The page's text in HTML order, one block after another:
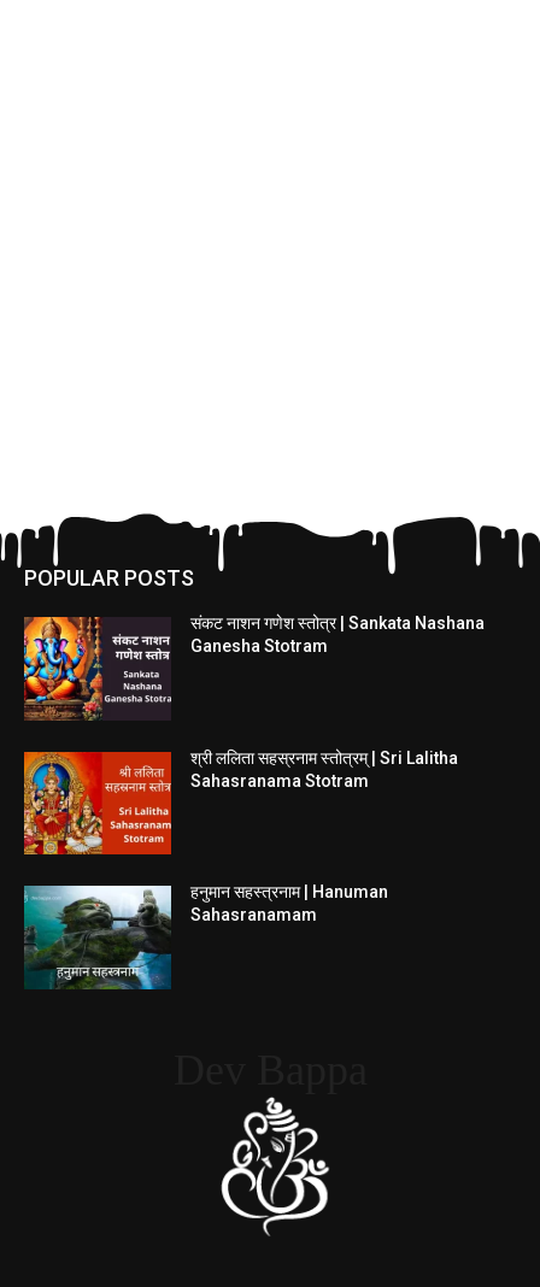
POPULAR POSTS
संकट नाशन गणेश स्तोत्र | Sankata Nashana
Ganesha Stotram
श्री ललिता सहस्रनाम स्तोत्रम् | Sri Lalitha
Sahasranama Stotram
हनुमान सहस्त्रनाम | Hanuman
Sahasranamam